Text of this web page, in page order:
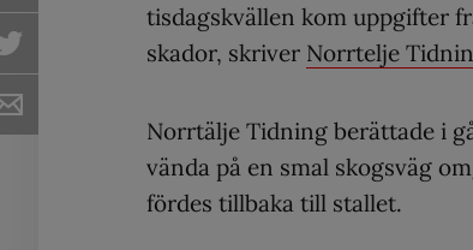
tisdagskvällen kom uppgifter
skador, skriver Norrtelje
Norrtälje Tidning berättade i
vända på en smal skogsväg
fördes tillbaka till stallet.